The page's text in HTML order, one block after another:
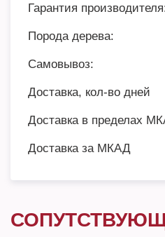
Гарантия
Порода дерева:
Самовывоз:
Доставка, кол-во дней
Доставка в пределах
Доставка за МКАД